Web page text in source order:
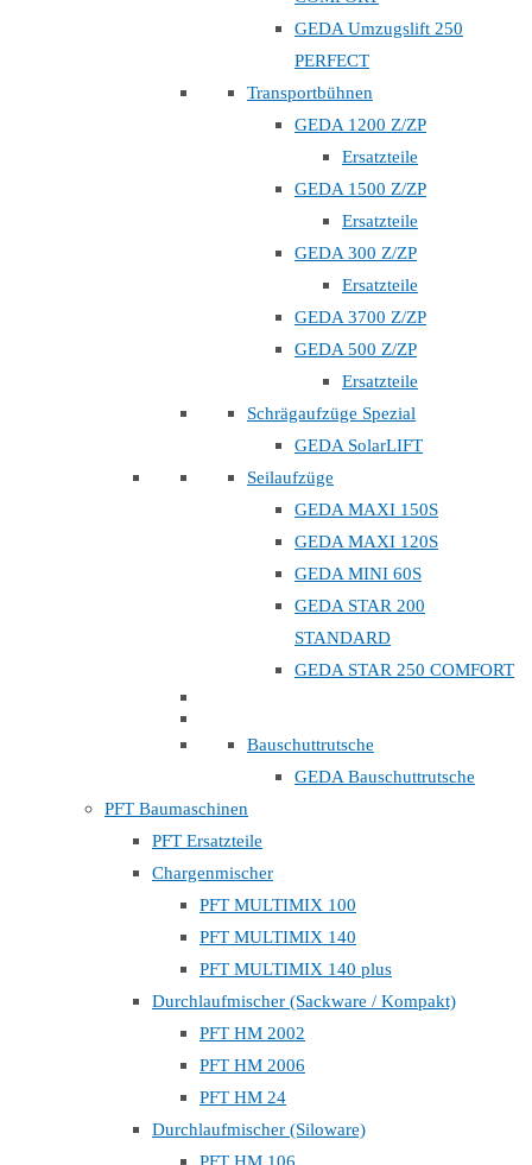
GEDA Umzugslift 250
PERFECT
Transportbühnen
GEDA 1200 Z/ZP
Ersatzteile
GEDA 1500 Z/ZP
Ersatzteile
GEDA 300 Z/ZP
Ersatzteile
GEDA 3700 Z/ZP
GEDA 500 Z/ZP
Ersatzteile
Schrägaufzüge Spezial
GEDA SolarLIFT
Seilaufzüge
GEDA MAXI 150S
GEDA MAXI 120S
GEDA MINI 60S
GEDA STAR 200
STANDARD
GEDA STAR 250 COMFORT
Bauschuttrutsche
GEDA Bauschuttrutsche
PFT Baumaschinen
PFT Ersatzteile
Chargenmischer
PFT MULTIMIX 100
PFT MULTIMIX 140
PFT MULTIMIX 140 plus
Durchlaufmischer (Sackware / Kompakt)
PFT HM 2002
PFT HM 2006
PFT HM 24
Durchlaufmischer (Siloware)